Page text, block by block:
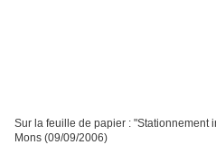
Sur la feuille de papier : "Stationnement
Mons (09/09/2006)